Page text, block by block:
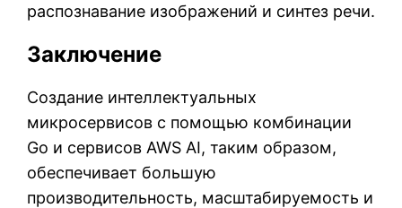
распознавание изображений и синтез речи.
Заключение
Создание интеллектуальных
микросервисов с помощью комбинации
Go и сервисов AWS AI, таким образом,
обеспечивает большую
производительность, масштабируемость и